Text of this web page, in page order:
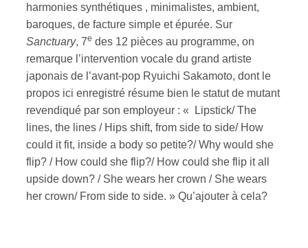
harmonies synthétiques , minimalistes, ambient,
baroques, de facture simple et épurée. Sur
Sanctuary, 7e des 12 pièces au programme, on
remarque l’intervention vocale du grand artiste
japonais de l’avant-pop Ryuichi Sakamoto, dont le
propos ici enregistré résume bien le statut de mutant
revendiqué par son employeur : « Lipstick/ The
lines, the lines / Hips shift, from side to side/ How
could it fit, inside a body so petite?/ Why would she
flip? / How could she flip?/ How could she flip it all
upside down? / She wears her crown / She wears
her crown/ From side to side. » Qu’ajouter à cela?